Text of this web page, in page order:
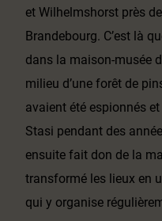
d
s
t
et Wilhelmshorst près
Brandebourg. C’est là
dans la maison-musée
milieu d’une forêt de
avaient été espionnés
Stasi pendant des
ensuite fait don de la
transformé les lieux en
qui y organise